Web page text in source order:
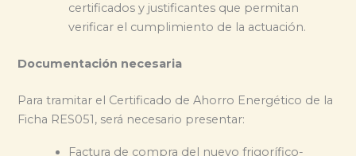
certificados y justificantes que permitan
verificar el cumplimiento de la actuación.
Documentación necesaria
Para tramitar el Certificado de Ahorro Energético de la
Ficha RES051, será necesario presentar:
Factura de compra del nuevo frigorífico-